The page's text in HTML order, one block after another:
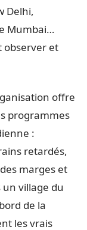
Delhi,
Mumbai…
observer et
offre
programmes
:
retardés,
marges et
un village du
de la
les vrais